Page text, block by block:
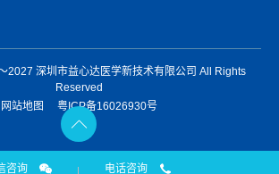
2027 深圳市益心达医学新技术有限公司 All Rights
Reserved
网站地图
粤ICP备16026930号
咨询 电话咨询